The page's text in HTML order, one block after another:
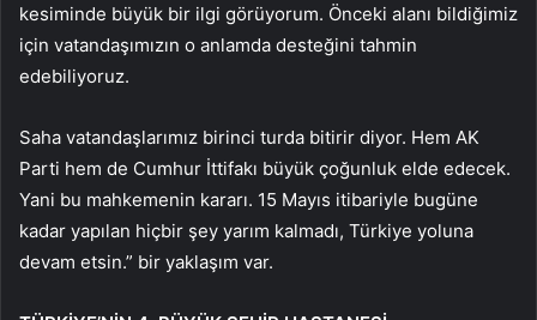
kesiminde büyük bir ilgi görüyorum. Önceki alanı bildiğimiz
için vatandaşımızın o anlamda desteğini tahmin
edebiliyoruz.
Saha vatandaşlarımız birinci turda bitirir diyor. Hem AK
Parti hem de Cumhur İttifakı büyük çoğunluk elde edecek.
Yani bu mahkemenin kararı. 15 Mayıs itibariyle bugüne
kadar yapılan hiçbir şey yarım kalmadı, Türkiye yoluna
devam etsin.” bir yaklaşım var.